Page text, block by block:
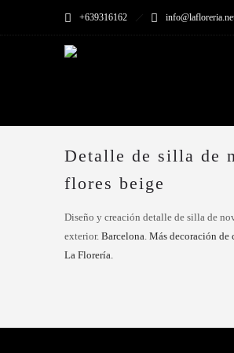
+639316162
Detalle de silla de
flores beige
Diseño y creación detalle de silla de
exterior. Barcelona. Más decoración de
La Florería.